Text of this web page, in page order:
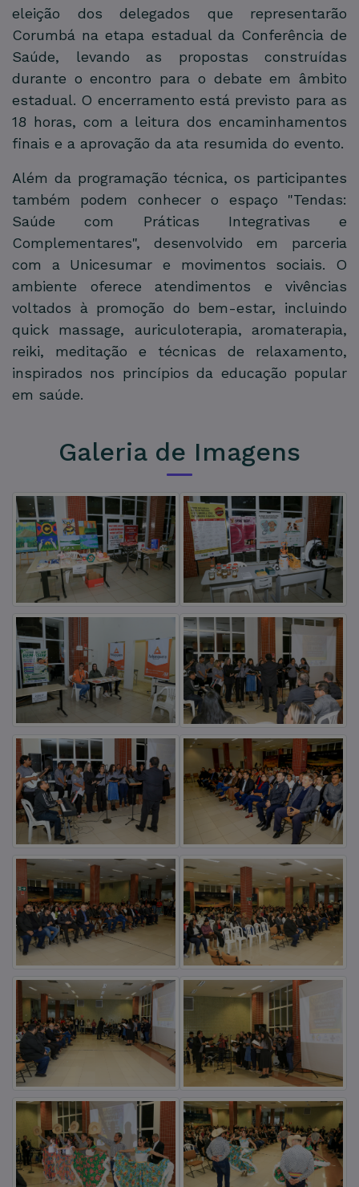
eleição dos delegados que representarão
Corumbá na etapa estadual da Conferência de
Saúde, levando as propostas construídas
durante o encontro para o debate em âmbito
estadual. O encerramento está previsto para as
18 horas, com a leitura dos encaminhamentos
finais e a aprovação da ata resumida do evento.
Além da programação técnica, os participantes
também podem conhecer o espaço "Tendas:
Saúde com Práticas Integrativas e
Complementares", desenvolvido em parceria
com a Unicesumar e movimentos sociais. O
ambiente oferece atendimentos e vivências
voltados à promoção do bem-estar, incluindo
quick massage, auriculoterapia, aromaterapia,
reiki, meditação e técnicas de relaxamento,
inspirados nos princípios da educação popular
em saúde.
Galeria de Imagens